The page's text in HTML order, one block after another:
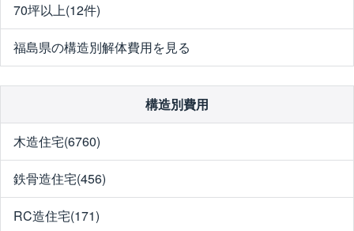
70坪以上(12件)
福島県の構造別解体費用を見る
構造別費用
木造住宅(6760)
鉄骨造住宅(456)
RC造住宅(171)